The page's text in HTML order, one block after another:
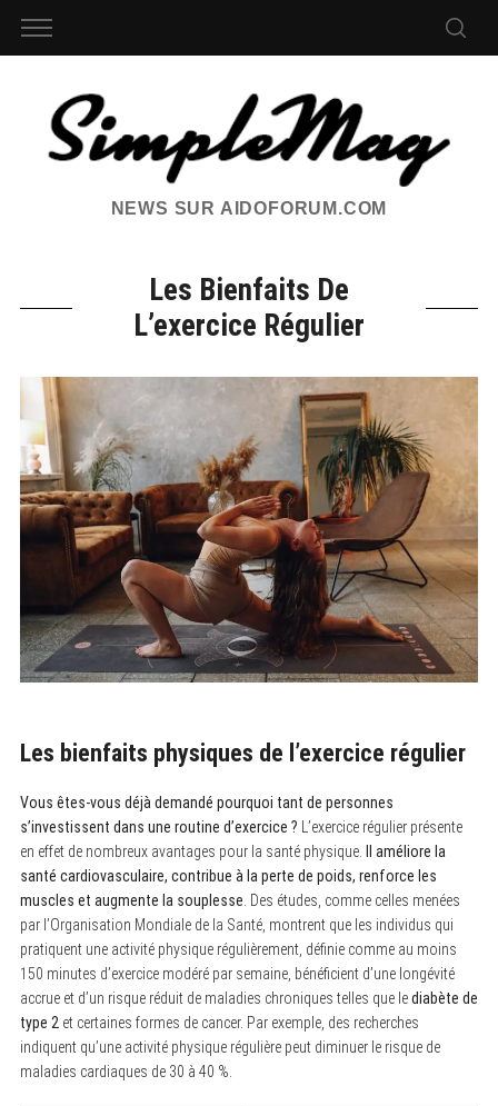
NEWS SUR AIDOFORUM.COM
Les Bienfaits De
L’exercice Régulier
Les bienfaits physiques de l’exercice régulier
Vous êtes-vous déjà demandé pourquoi tant de personnes
s’investissent dans une routine d’exercice ? L’exercice régulier présente
en effet de nombreux avantages pour la santé physique.
Il améliore la
santé cardiovasculaire, contribue à la perte de poids, renforce les
muscles et augmente la souplesse . Des études, comme celles menées
par l’Organisation Mondiale de la Santé, montrent que les individus qui
pratiquent une activité physique régulièrement, définie comme au moins
150 minutes d’exercice modéré par semaine, bénéficient d’une longévité
accrue et d’un risque réduit de maladies chroniques telles que lediabète de
type 2 et certaines formes de cancer. Par exemple, des recherches
indiquent qu’une activité physique régulière peut diminuer le risque de
maladies cardiaques de 30 à 40 %.